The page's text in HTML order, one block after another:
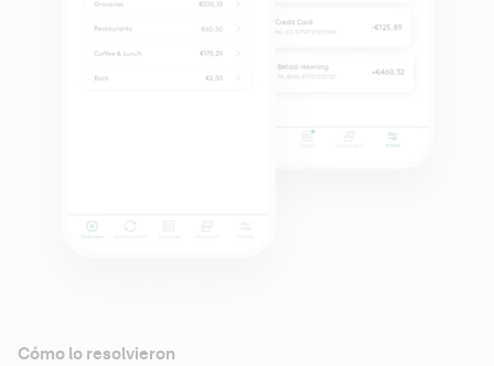
Cómo lo resolvieron